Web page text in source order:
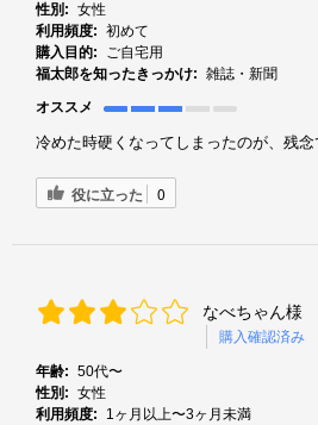
性別: 女性
利用頻度: 初めて
購入目的:
ご自宅用
福太郎を知ったきっかけ: 雑誌・新聞
オススメ
冷めた時硬くなってしまったのが、残念
役に立った 0
なべちゃん様
購入確認済み
年齢: 50代〜
性別: 女性
利用頻度:
1ヶ月以上〜3ヶ月未満